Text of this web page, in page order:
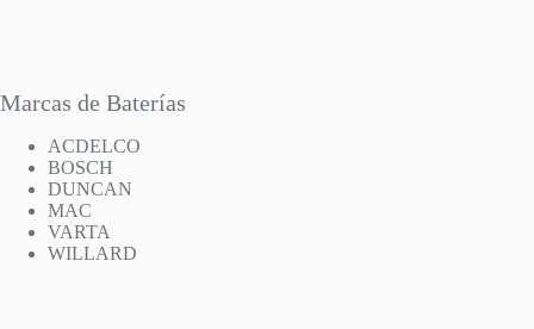
Marcas de Baterías
ACDELCO
BOSCH
DUNCAN
MAC
VARTA
WILLARD